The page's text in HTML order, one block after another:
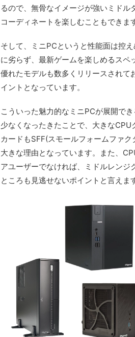
るので、無骨なイメージが強いミド
コーディネートを楽しむこともできま
そして、ミニPCというと性能面は控
に劣らず、最新ゲームを楽しめるスペ
優れたモデルも数多くリリースされて
イントとなっています。
こういった魅力的なミニPCが展開で
少なくなったきたことで、大きな
カードもSFF(スモールフォームファ
大きな理由となっています。また、
アユーザーでなければ、ミドルレンジ
ところも見逃せないポイントと言えま